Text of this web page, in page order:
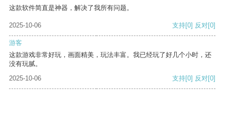
这款软件简直是神器，解决了我所有问题。
2025-10-06 支持[0] 反对[0]
游客
这款游戏非常好玩，画面精美，玩法丰富。我已经玩了好几个小时，还
没有玩腻。
2025-10-06
支持[0] 反对[0]